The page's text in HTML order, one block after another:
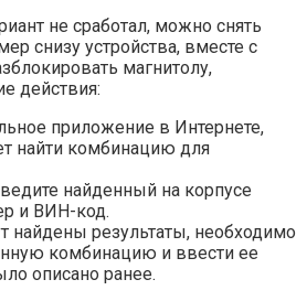
не сработал, можно снять
снизу устройства, вместе с
магнитолу,
действия:
приложение в Интернете,
найти комбинацию для
найденный на корпусе
и ВИН-код.
найдены результаты, необходимо
комбинацию и ввести ее
описано ранее.